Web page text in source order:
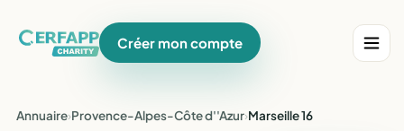
Créer mon compte
Annuaire›Provence-Alpes-Côte d''Azur›Marseille 16